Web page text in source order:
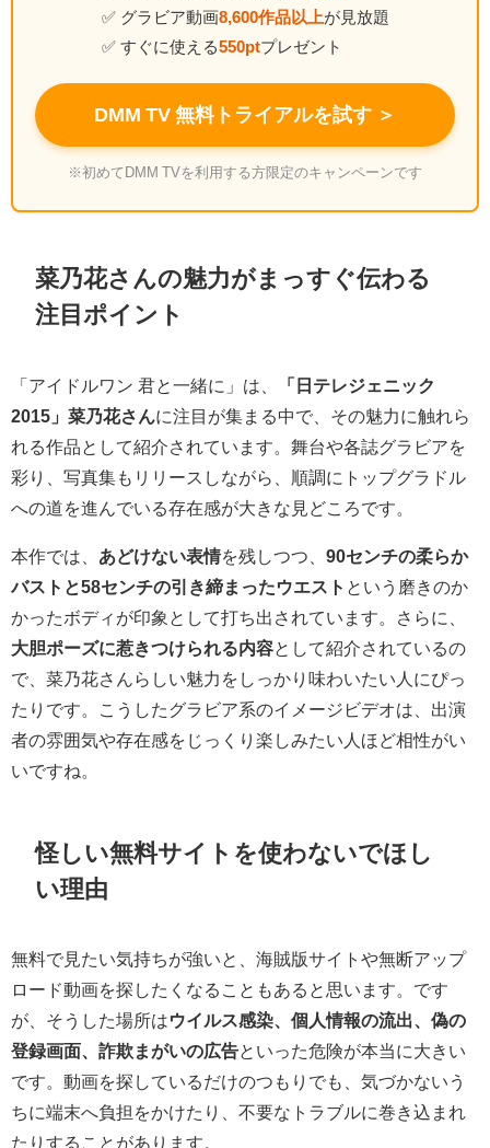
✅ グラビア動画8,600作品以上が見放題
✅ すぐに使える550ptプレゼント
DMM TV 無料トライアルを試す ＞
※初めてDMM TVを利用する方限定のキャンペーンです
菜乃花さんの魅力がまっすぐ伝わる
注目ポイント
「アイドルワン 君と一緒に」は、
「日テレジェニック
2015」菜乃花さんに注目が集まる中で、その魅力に触れら
れる作品として紹介されています。舞台や各誌グラビアを
彩り、写真集もリリースしながら、順調にトップグラドル
への道を進んでいる存在感が大きな見どころです。
本作では、 あどけない表情を残しつつ、 90センチの柔らか
バストと58センチの引き締まったウエスト という磨きのか
かったボディが印象として打ち出されています。さらに、
大胆ポーズに惹きつけられる内容として紹介されているの
で、菜乃花さんらしい魅力をしっかり味わいたい人にぴっ
たりです。こうしたグラビア系のイメージビデオは、出演
者の雰囲気や存在感をじっくり楽しみたい人ほど相性がい
いですね。
怪しい無料サイトを使わないでほし
い理由
無料で見たい気持ちが強いと、海賊版サイトや無断アップ
ロード動画を探したくなることもあると思います。です
が、そうした場所はウイルス感染、個人情報の流出、偽の
登録画面、詐欺まがいの広告といった危険が本当に大きい
です。動画を探しているだけのつもりでも、気づかないう
ちに端末へ負担をかけたり、不要なトラブルに巻き込まれ
たりすることがあります。